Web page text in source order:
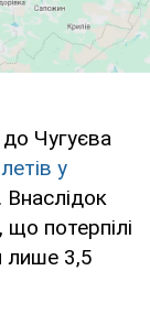
до Чугуєва
у
що потерпілі
лише 3,5